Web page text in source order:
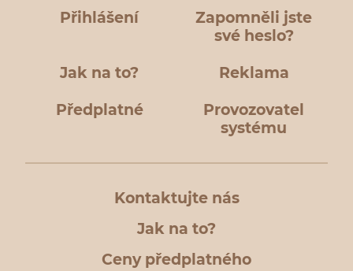
Přihlášení
Zapomněli jste
své heslo?
Jak na to? Reklama
Předplatné
Provozovatel
systému
Kontaktujte nás
Jak na to?
Ceny předplatného